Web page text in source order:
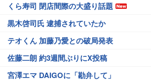
くら寿司 閉店間際の大盛り話題
黒木啓司氏 逮捕されていたか
テオくん 加藤乃愛との破局発表
佐藤二朗 約3週間ぶりにX投稿
宮澤エマ DAIGOに「勘弁して」